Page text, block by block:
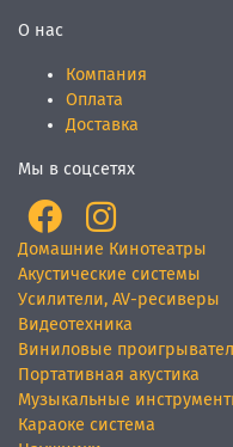
О нас
Компания
Оплата
Доставка
Мы в соцсетях
Домашние Кинотеатры
Акустические системы
Усилители, AV-ресиверы
Видеотехника
Виниловые
Портативная акустика
Музыкальные
Караоке система